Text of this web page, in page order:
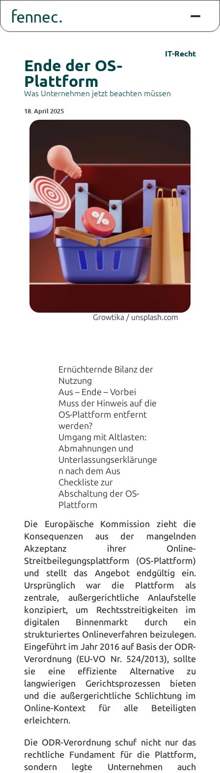
IT-Recht
Ende der OS-
Plattform
Was Unternehmen jetzt beachten müssen
18. April 2025
Growtika / unsplash.com
Ernüchternde Bilanz der
Nutzung
Aus – Ende – Vorbei
Muss der Hinweis auf die
OS-Plattform entfernt
werden?
Umgang mit Altlasten:
Abmahnungen und
Unterlassungserklärunge
n nach dem Aus
Checkliste zur
Abschaltung der OS-
Plattform
Die Europäische Kommission zieht die
Konsequenzen aus der mangelnden
Akzeptanz ihrer Online-
Streitbeilegungsplattform (OS-Plattform)
und stellt das Angebot endgültig ein.
Ursprünglich war die Plattform als
zentrale, außergerichtliche Anlaufstelle
konzipiert, um Rechtsstreitigkeiten im
digitalen Binnenmarkt durch ein
strukturiertes Onlineverfahren beizulegen.
Eingeführt im Jahr 2016 auf Basis der ODR-
Verordnung (EU-VO Nr. 524/2013), sollte
sie eine effiziente Alternative zu
langwierigen Gerichtsprozessen bieten
und die außergerichtliche Schlichtung im
Online-Kontext für alle Beteiligten
erleichtern.
Die ODR-Verordnung schuf nicht nur das
rechtliche Fundament für die Plattform,
sondern legte Unternehmen auch